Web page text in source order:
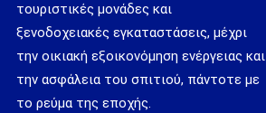
τουριστικές μονάδες και
ξενοδοχειακές εγκαταστάσεις, μέχρι
την οικιακή εξοικονόμηση ενέργειας και
την ασφάλεια του σπιτιού, πάντοτε με
το ρεύμα της εποχής.